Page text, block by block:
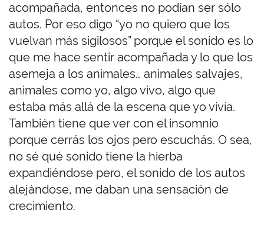
acompañada, entonces no podían ser sólo
autos. Por eso digo “yo no quiero que los
vuelvan más sigilosos” porque el sonido es lo
que me hace sentir acompañada y lo que los
asemeja a los animales… animales salvajes,
animales como yo, algo vivo, algo que
estaba más allá de la escena que yo vivía.
También tiene que ver con el insomnio
porque cerrás los ojos pero escuchás. O sea,
no sé qué sonido tiene la hierba
expandiéndose pero, el sonido de los autos
alejándose, me daban una sensación de
crecimiento.